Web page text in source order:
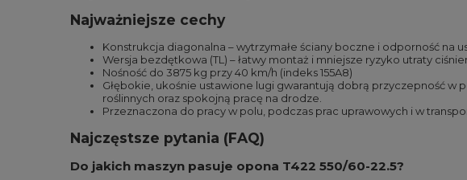
Najważniejsze cechy
Konstrukcja diagonalna – wytrzymałe ściany boczne i odporność na
Wersja bezdętkowa (TL) – łatwy montaż i mniejsze ryzyko utraty
Nośność do 3875 kg przy 40 km/h (indeks 155A8)
Głębokie, ukośnie ustawione lugi gwarantują dobrą przyczepność w
roślinnych oraz spokojną pracę na drodze.
Przeznaczona do pracy w polu, podczas prac uprawowych i w
Najczęstsze pytania (FAQ)
Do jakich maszyn pasuje opona T422 550/60-22.5?